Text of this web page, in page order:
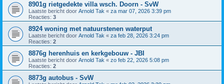
8901g rietgedekte villa wsch. Doorn - SvW
Laatste bericht door Arnold Tak « za mar 07, 2026 3:39 pm
Reacties: 3
8924 woning met natuurstenen waterput
Laatste bericht door Arnold Tak « za feb 28, 2026 3:24 pm
Reacties: 2
8876g herenhuis en kerkgebouw - JBI
Laatste bericht door Arnold Tak « zo feb 22, 2026 5:08 pm
Reacties: 2
8873g autobus - SvW